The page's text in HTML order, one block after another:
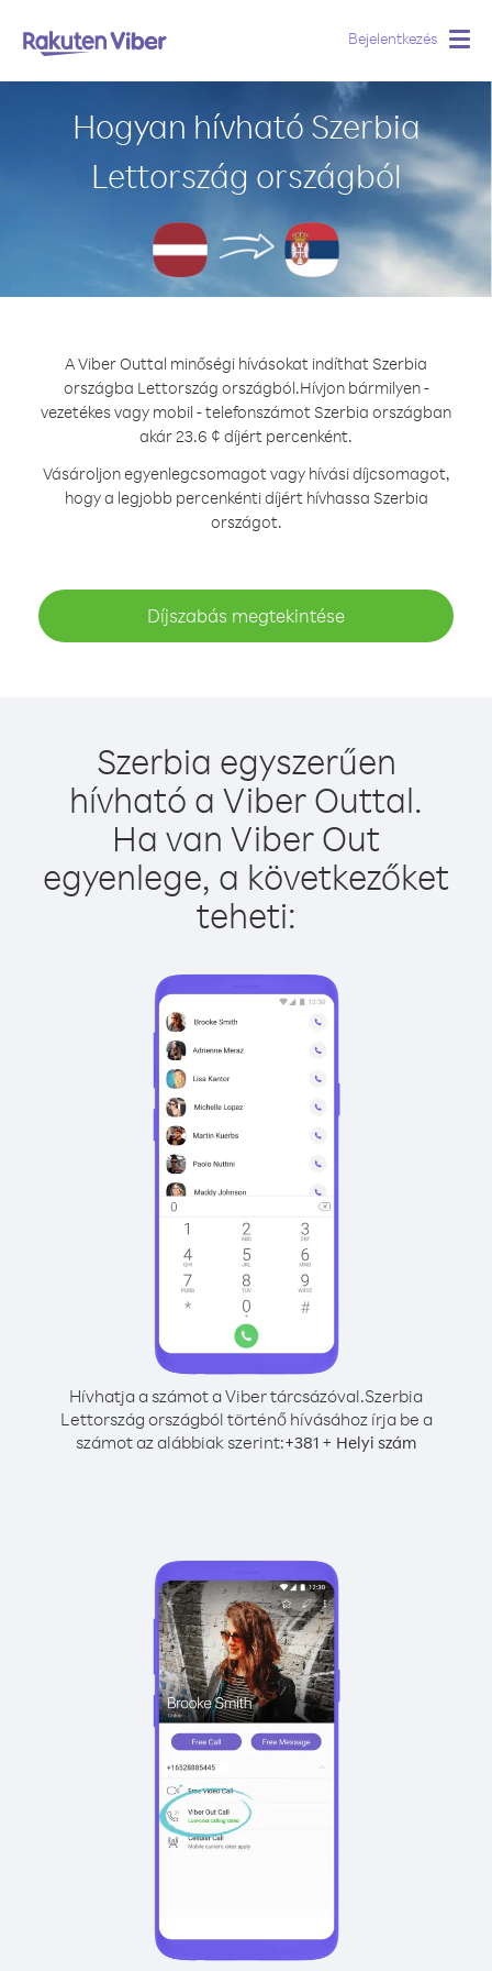
Bejelentkezés
Hogyan hívható Szerbia
Lettország országból
A Viber Outtal minőségi hívásokat indíthat Szerbia
országba Lettország országból.Hívjon bármilyen -
vezetékes vagy mobil - telefonszámot Szerbia országban
akár 23.6 ¢ díjért percenként.
Vásároljon egyenlegcsomagot vagy hívási díjcsomagot,
hogy a legjobb percenkénti díjért hívhassa Szerbia
országot.
Díjszabás megtekintése
Szerbia egyszerűen
hívható a Viber Outtal.
Ha van Viber Out
egyenlege, a következőket
teheti:
Hívhatja a számot a Viber tárcsázóval.Szerbia
Lettország országból történő hívásához írja be a
számot az alábbiak szerint:+381 + Helyi szám